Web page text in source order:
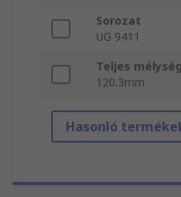
Sorozat
UG 9411
Teljes mélység
120.3mm
Hasonló